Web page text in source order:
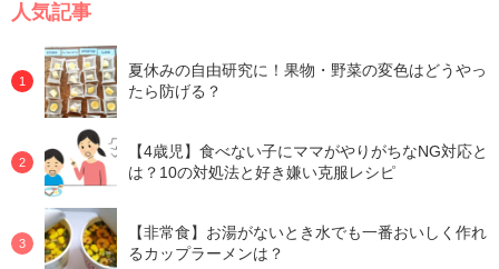
人気記事
夏休みの自由研究に！果物・野菜の変色はどうやっ
たら防げる？
【4歳児】食べない子にママがやりがちなNG対応と
は？10の対処法と好き嫌い克服レシピ
【非常食】お湯がないとき水でも一番おいしく作れ
るカップラーメンは？